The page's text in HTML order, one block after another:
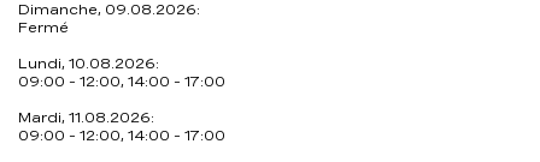
Dimanche, 09.08.2026:
Fermé
Lundi, 10.08.2026:
09:00 - 12:00, 14:00 - 17:00
Mardi, 11.08.2026:
09:00 - 12:00, 14:00 - 17:00